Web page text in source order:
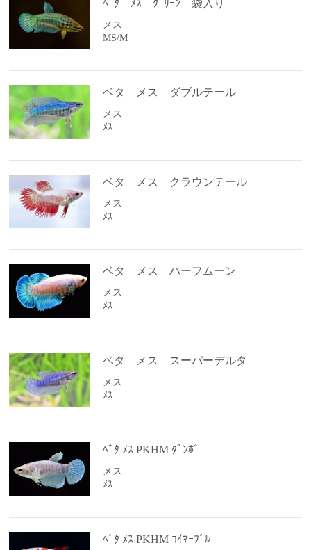
ﾍﾞﾀ ﾒｽ ｸﾞﾘｰﾝ 袋入り
メス
MS/M
ベタ メス ダブルテール
メス
ﾒｽ
ベタ メス クラウンテール
メス
ﾒｽ
ベタ メス ハーフムーン
メス
ﾒｽ
ベタ メス スーパーデルタ
メス
ﾒｽ
ﾍﾞﾀ ﾒｽ PKHM ﾀﾞﾝﾎﾞ
メス
ﾒｽ
ﾍﾞﾀ ﾒｽ PKHM ｺｲﾏｰﾌﾞﾙ